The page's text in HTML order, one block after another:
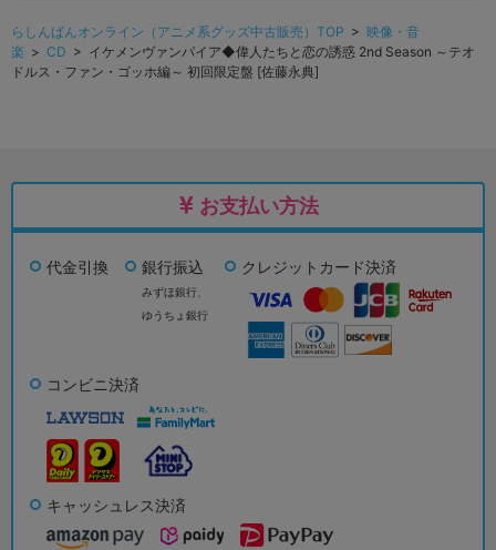
らしんばんオンライン（アニメ系グッズ中古販売）TOP > 映像・音
楽 > CD > イケメンヴァンパイア◆偉人たちと恋の誘惑 2nd Season ～テオ
ドルス・ファン・ゴッホ編～ 初回限定盤 [佐藤永典]
お支払い方法
代金引換 銀行振込
みずほ銀行、
ゆうちょ銀行
クレジットカード決済
コンビニ決済
キャッシュレス決済